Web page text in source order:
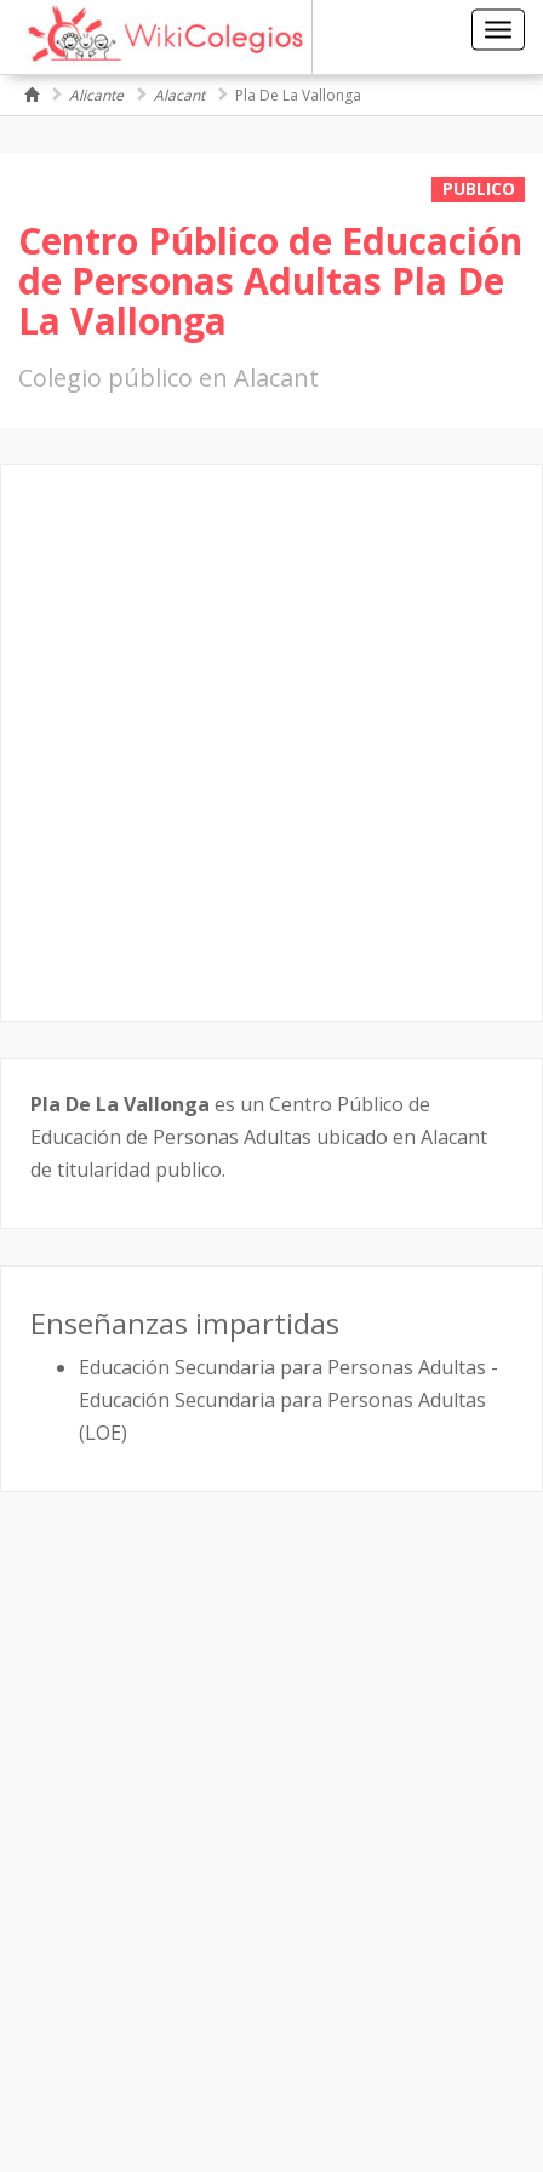
Alicante Alacant Pla De La Vallonga
PUBLICO
Centro Público de Educación
de Personas Adultas Pla De
La Vallonga
Colegio público en Alacant
Pla De La Vallonga es un Centro Público de
Educación de Personas Adultas ubicado en Alacant
de titularidad publico.
Enseñanzas impartidas
Educación Secundaria para Personas Adultas -
Educación Secundaria para Personas Adultas
(LOE)